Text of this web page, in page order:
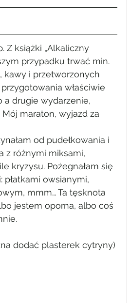
Z książki „Alkaliczny
przypadku trwać min.
kawy i przetworzonych
właściwie
drugie wydarzenie,
maraton, wyjazd za
od pudełkowania i
z różnymi miksami,
kryzysu. Pożegnałam się
owsianymi,
mmm… Ta tęsknota
jestem oporna, albo coś
dodać plasterek cytryny)